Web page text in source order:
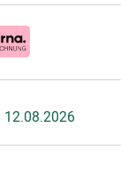
12.08.2026